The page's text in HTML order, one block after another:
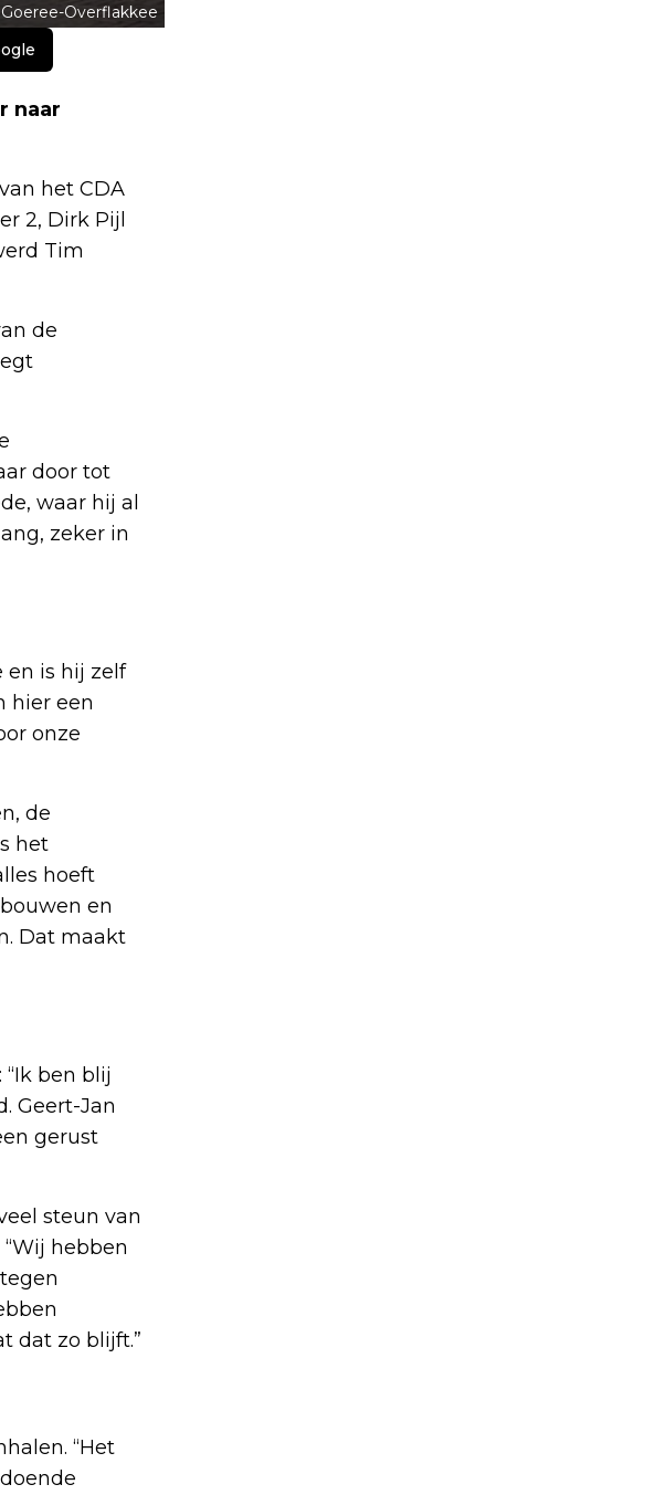
Overflakkee
naar
het CDA
2, Dirk Pijl
Tim
de
door tot
waar hij al
zeker in
en is hij zelf
hier een
onze
de
het
hoeft
en
Dat maakt
ben blij
Geert-Jan
gerust
steun van
hebben
dat zo blijft.”
“Het